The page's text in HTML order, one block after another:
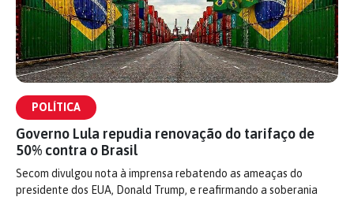
POLÍTICA
Governo Lula repudia renovação do tarifaço de
50% contra o Brasil
Secom divulgou nota à imprensa rebatendo as ameaças do
presidente dos EUA, Donald Trump, e reafirmando a soberania